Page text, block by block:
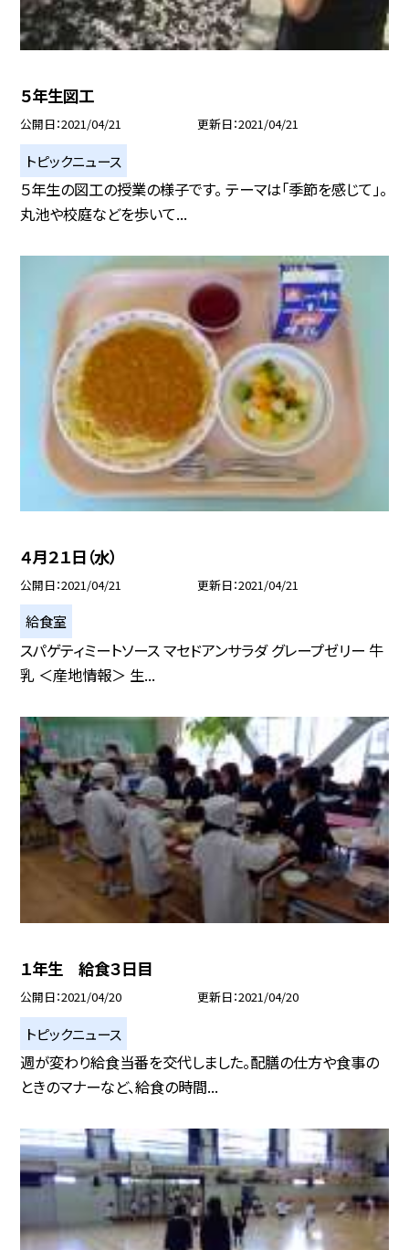
５年生図工
公開日 2021/04/21 更新日 2021/04/21
トピックニュース
５年生の図工の授業の様子です。 テーマは「季節を感じて」。
丸池や校庭などを歩いて...
４月２１日（水）
公開日 2021/04/21 更新日 2021/04/21
給食室
スパゲティミートソース マセドアンサラダ グレープゼリー 牛
乳 ＜産地情報＞ 生...
１年生 給食３日目
公開日 2021/04/20 更新日 2021/04/20
トピックニュース
週が変わり給食当番を交代しました。配膳の仕方や食事の
ときのマナーなど、給食の時間...